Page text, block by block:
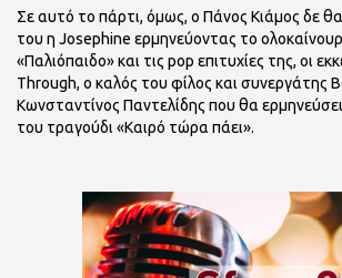
Σε αυτό το πάρτι, όμως, ο Πάνος Κιάμος δε θα
του η Josephine ερμηνεύοντας το
«Παλιόπαιδο» και τις pop επιτυχίες της, οι
Through, ο καλός του φίλος και συνεργάτης
Κωνσταντίνος Παντελίδης που θα
του τραγούδι «Καιρό τώρα πάει».